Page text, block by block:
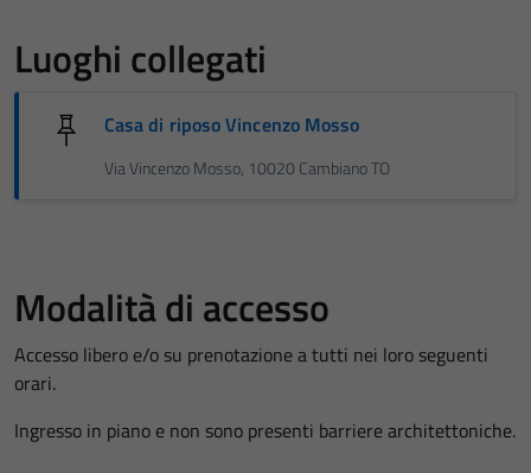
Luoghi collegati
Casa di riposo Vincenzo Mosso
Via Vincenzo Mosso, 10020 Cambiano TO
Modalità di accesso
Accesso libero e/o su prenotazione a tutti nei loro seguenti
orari.
Ingresso in piano e non sono presenti barriere architettoniche.